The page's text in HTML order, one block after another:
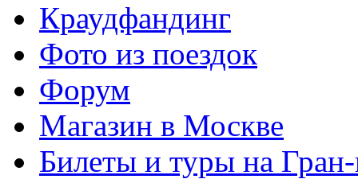
Краудфандинг
Фото из поездок
Форум
Магазин в Москве
Билеты и туры на